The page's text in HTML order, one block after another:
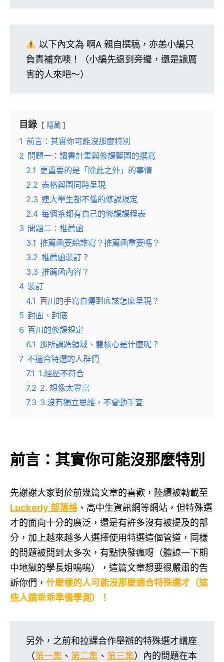
以下內文為 啊A 親自撰稿，亦恙小編只
負責補充噢！（小編先退到旁邊，還是讓厲
害的人來吧～）
目錄 隱藏
1 前言：其實你可能沒那麼特別
2 問題一：讀書計畫與修課藍圖的撰寫
2.1 更重要的是「除此之外」的事情
2.2 表格與圖同時呈現
2.3 連大學生都不懂的修課規定
2.4 每個系都有自己的修課課程表
3 問題二：推薦函
3.1 推薦函要給誰寫？推薦函重要嗎？
3.2 推薦函裝訂？
3.3 推薦函內容？
4 裝訂
4.1 百川的手寫自傳到底該怎麼呈現？
5 封面、封底
6 百川的修課規定
6.1 那所謂跨領域、雙核心是什麼呢？
7 不適合特選的人群們
7.1 1.經歷不符合
7.2 2. 想像太豐富
7.3 3.沒有獨立思維，不會動手查
前言：其實你可能沒那麼特別
先謝謝大家對於前幾篇文章的喜歡，陸續被轉載至
Luckerly 部落格、高中生資訊網等網站，但特殊選
才的面向十分的廣泛，還是有許多沒有被提及的部
分，加上越來越多人選擇使用特選這個管道，同樣
的問題被問到太多次，有點快發瘋呀（體諒一下期
中地獄的學長姐嗚嗚），這篇文章想要很嚴肅的告
訴你們， 什麼樣的人可能沒那麼適合特殊選才（這
些人請乖乖準備學測）！
另外，之前和拉課合作舉辦的特殊選才講座
（第一集 、 第二集 、 第三集）內的問題在本